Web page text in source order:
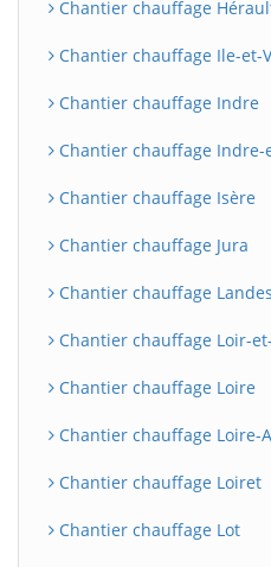
Chantier chauffage
Chantier chauffage Ile-et-
Chantier chauffage Indre
Chantier chauffage Indre-
Chantier chauffage Isère
Chantier chauffage Jura
Chantier chauffage Landes
Chantier chauffage Loir-
Chantier chauffage Loire
Chantier chauffage Loire-
Chantier chauffage Loiret
Chantier chauffage Lot
B Assistant en ligne